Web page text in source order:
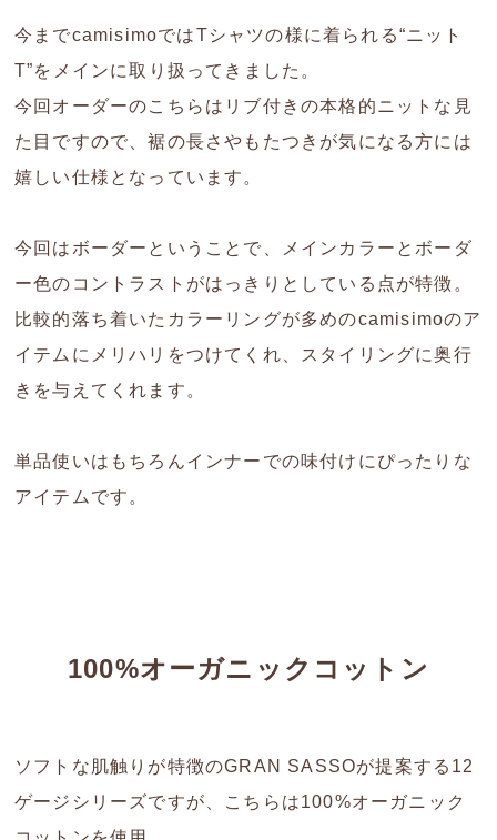
今までcamisimoではTシャツの様に着られる“ニット
T”をメインに取り扱ってきました。
今回オーダーのこちらはリブ付きの本格的ニットな見
た目ですので、裾の長さやもたつきが気になる方には
嬉しい仕様となっています。
今回はボーダーということで、メインカラーとボーダ
ー色のコントラストがはっきりとしている点が特徴。
比較的落ち着いたカラーリングが多めのcamisimoのア
イテムにメリハリをつけてくれ、スタイリングに奥行
きを与えてくれます。
単品使いはもちろんインナーでの味付けにぴったりな
アイテムです。
100%オーガニックコットン
ソフトな肌触りが特徴のGRAN SASSOが提案する12
ゲージシリーズですが、こちらは100%オーガニック